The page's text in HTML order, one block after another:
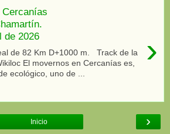
de 2026
›
de 82 Km D+1000 m. Track de la
El movernos en Cercanías es,
ecológico, uno de ...
›
Inicio